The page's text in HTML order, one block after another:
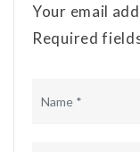
Your email
Required